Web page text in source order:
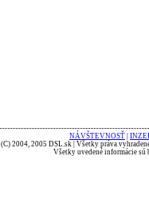
NÁVŠTEVNOSŤ
(C) 2004, 2005 DSL.sk | Všetky práva
Všetky uvedené informácie sú